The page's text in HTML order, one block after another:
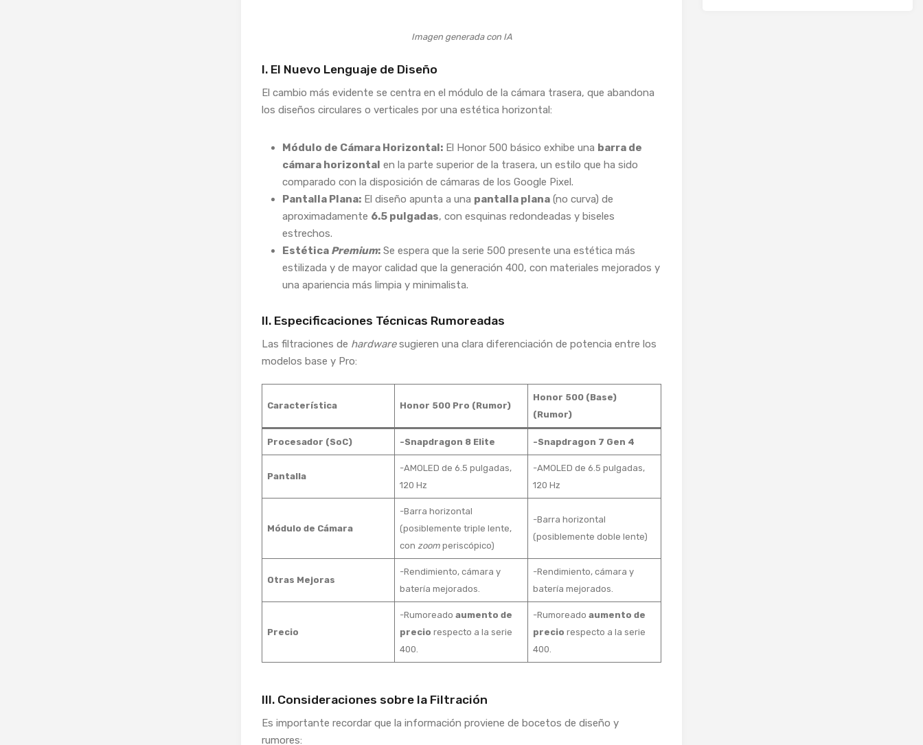
Imagen generada con IA
I. El Nuevo Lenguaje de Diseño
El cambio más evidente se centra en el módulo de la cámara trasera, que abandona
los diseños circulares o verticales por una estética horizontal:
Módulo de Cámara Horizontal: El Honor 500 básico exhibe una barra de
cámara horizontal en la parte superior de la trasera, un estilo que ha sido
comparado con la disposición de cámaras de los Google Pixel.
Pantalla Plana: El diseño apunta a una pantalla plana (no curva) de
aproximadamente 6.5 pulgadas, con esquinas redondeadas y biseles
estrechos.
Estética Premium: Se espera que la serie 500 presente una estética más
estilizada y de mayor calidad que la generación 400, con materiales mejorados y
una apariencia más limpia y minimalista.
II. Especificaciones Técnicas Rumoreadas
Las filtraciones de hardwaresugieren una clara diferenciación de potencia entre los
modelos base y Pro:
Característica Honor 500 Pro (Rumor)
Honor 500 (Base)
(Rumor)
Procesador (SoC) -Snapdragon 8 Elite -Snapdragon 7 Gen 4
Pantalla
-AMOLED de 6.5 pulgadas,
120 Hz
-AMOLED de 6.5 pulgadas,
120 Hz
Módulo de Cámara
-Barra horizontal
(posiblemente triple lente,
con zoomperiscópico)
-Barra horizontal
(posiblemente doble lente)
Otras Mejoras
-Rendimiento, cámara y
batería mejorados.
-Rendimiento, cámara y
batería mejorados.
Precio
-Rumoreado aumento de
precio respecto a la serie
400.
-Rumoreado aumento de
precio respecto a la serie
400.
III. Consideraciones sobre la Filtración
Es importante recordar que la información proviene de bocetos de diseño y
rumores: